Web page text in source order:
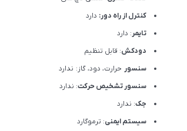
کنترل از راه دور: دارد
تایمر: دارد
دودکش: قابل تنظیم
سنسور حرارت، دود، گاز: ندارد
سنسور تشخیص حرکت: ندارد
جک: ندارد
سیستم ایمنی: ترموگارد